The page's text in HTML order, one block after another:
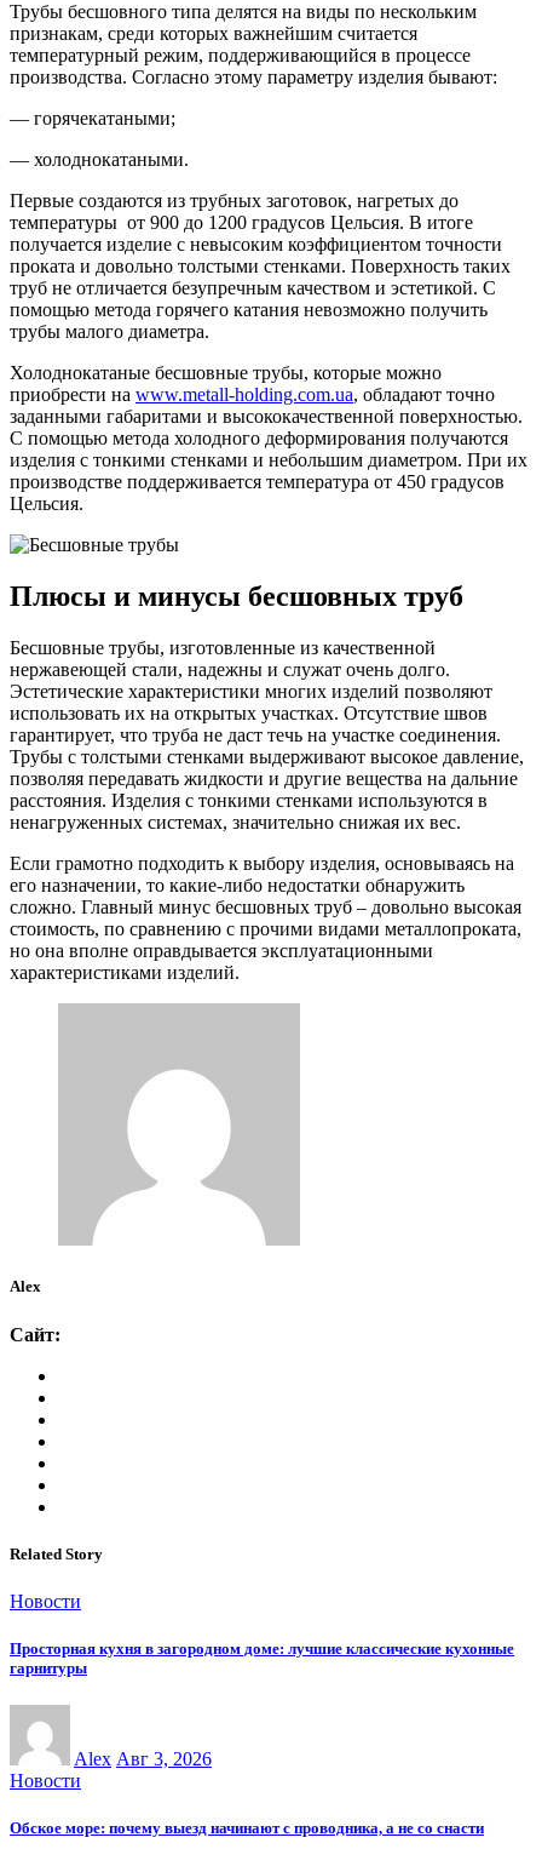
Трубы бесшовного типа делятся на виды по нескольким
признакам, среди которых важнейшим считается
температурный режим, поддерживающийся в процессе
производства. Согласно этому параметру изделия бывают:
— горячекатаными;
— холоднокатаными.
Первые создаются из трубных заготовок, нагретых до
температуры от 900 до 1200 градусов Цельсия. В итоге
получается изделие с невысоким коэффициентом точности
проката и довольно толстыми стенками. Поверхность таких
труб не отличается безупречным качеством и эстетикой. С
помощью метода горячего катания невозможно получить
трубы малого диаметра.
Холоднокатаные бесшовные трубы, которые можно
приобрести на www.metall-holding.com.ua, обладают точно
заданными габаритами и высококачественной поверхностью.
С помощью метода холодного деформирования получаются
изделия с тонкими стенками и небольшим диаметром. При их
производстве поддерживается температура от 450 градусов
Цельсия.
Плюсы и минусы бесшовных труб
Бесшовные трубы, изготовленные из качественной
нержавеющей стали, надежны и служат очень долго.
Эстетические характеристики многих изделий позволяют
использовать их на открытых участках. Отсутствие швов
гарантирует, что труба не даст течь на участке соединения.
Трубы с толстыми стенками выдерживают высокое давление,
позволяя передавать жидкости и другие вещества на дальние
расстояния. Изделия с тонкими стенками используются в
ненагруженных системах, значительно снижая их вес.
Если грамотно подходить к выбору изделия, основываясь на
его назначении, то какие-либо недостатки обнаружить
сложно. Главный минус бесшовных труб – довольно высокая
стоимость, по сравнению с прочими видами металлопроката,
но она вполне оправдывается эксплуатационными
характеристиками изделий.
Alex
Сайт:
Related Story
Новости
Просторная кухня в загородном доме: лучшие классические кухонные
гарнитуры
Alex Авг 3, 2026
Новости
Обское море: почему выезд начинают с проводника, а не со снасти